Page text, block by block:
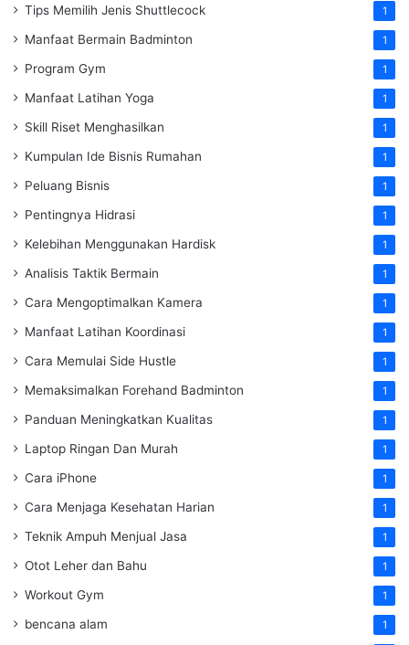
Tips Memilih Jenis Shuttlecock 1
Manfaat Bermain Badminton 1
Program Gym 1
Manfaat Latihan Yoga 1
Skill Riset Menghasilkan 1
Kumpulan Ide Bisnis Rumahan 1
Peluang Bisnis 1
Pentingnya Hidrasi 1
Kelebihan Menggunakan Hardisk 1
Analisis Taktik Bermain 1
Cara Mengoptimalkan Kamera 1
Manfaat Latihan Koordinasi 1
Cara Memulai Side Hustle 1
Memaksimalkan Forehand Badminton 1
Panduan Meningkatkan Kualitas 1
Laptop Ringan Dan Murah 1
Cara iPhone 1
Cara Menjaga Kesehatan Harian 1
Teknik Ampuh Menjual Jasa 1
Otot Leher dan Bahu 1
Workout Gym 1
bencana alam 1